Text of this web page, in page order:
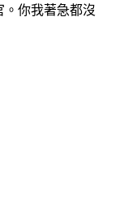
。你我著急都沒